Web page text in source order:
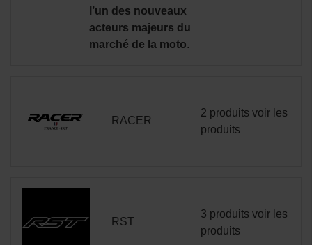
l’un des nouveaux
acteurs majeurs du
marché de la moto.
RACER
2 produits voir les
produits
RST
3 produits voir les
produits